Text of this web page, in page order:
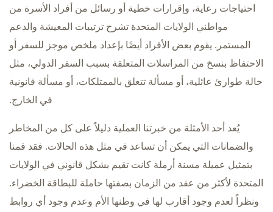
احتياجات رعاية، وإقرارات خطية أو رسائل من أفراد الأسرة من
مواطني الولايات المتحدة تشرح ترتيبات المعيشة والدعم
المستمر. يقوم بعض الأفراد أيضًا بإعداد ملخص موجز للسفر أو
الاحتفاظ بنسخ من المراسلات المتعلقة بسبب السفر الدولي، مثل
حالة طوارئ عائلية، أو مسألة تتعلق بالممتلكات، أو مسألة قانونية
في الخارج.
يُعد أحد الأمثلة من خبرتنا العملية دليلاً على كل من المخاطر
والضمانات التي يمكن أن تساعد في مثل هذه الحالات. فقد قمنا
بتمثيل عميلة مسنة أرملة كانت تقيم بشكل قانوني في الولايات
المتحدة لأكثر من عقد من الزمان بصفتها حاملة للبطاقة الخضراء.
ونظراً لعدم وجود أقارب لها في وطنها الأم وعدم وجود أي روابط